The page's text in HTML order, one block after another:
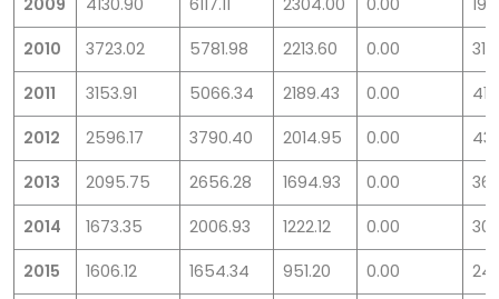
2010
3723.02 5781.98 2213.60 0.00
2011
3153.91 5066.34 2189.43 0.00
2012
2596.17 3790.40 2014.95 0.00
2013
2095.75 2656.28 1694.93 0.00
2014
1673.35 2006.93 1222.12 0.00
2015
1606.12 1654.34 951.20 0.00